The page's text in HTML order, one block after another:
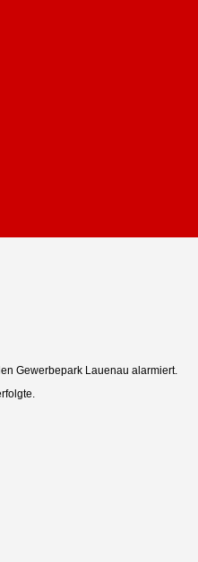
Gewerbepark Lauenau alarmiert.